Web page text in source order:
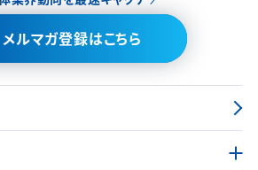
メルマガ登録はこちら